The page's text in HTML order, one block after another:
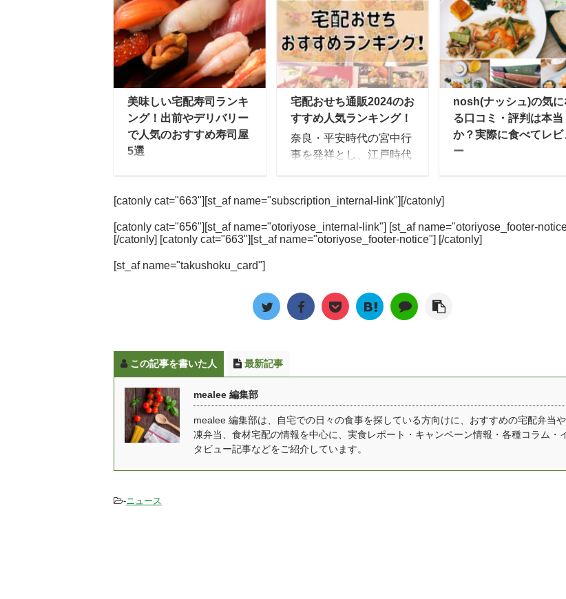
選食材をふんだんに使っ
たワンランク上の窯焼き
ピザです。 ピザの具材に
ご当地の特産品をふんだ
んに使った手作りのオリ
ジナルピザが、自宅に宅
配便で届きます。 [toc]
森山ナポリの口コミ・評
判について まずは巷では
どのように思われている
のでしょうか、SNSを中
た。 View this
post on Instagram
今夜はピザパーティ
RIZAP。実は、その食事
メソッドを詰め込んだ冷
凍弁当である、低糖質フ
ード「サポートミール」
も人気なのをご存じだろ
うか。 今回は、「サポー
トミール」の商品を開発
するRIZAPの栄養管理士
の方にその人気の秘密に
ついて伺いました。
RIZAP「サポートミー
栄養士の阿部さんに答え
ていただいた mealee 今
回はインタビューに応じ
商品部商品開発の阿部と
申します。RIZAPの管理
栄養士として、R ...
養食。中でも、Huel
2020年1月にシリーズ
計1億食を突破し、誕
から5年で完全栄養食
世界No.1ブランドに
したグローバルリーダ
だ。 今回、Huelの共
創業者であるジュリア
ン・ハーン(Julian
をする機会を得たので
の展開について詳しく
った。 Julian Hearn(ジ
美味しい宅配寿司ランキ
ング！出前やデリバリー
で人気のおすすめ寿司屋
5選
ならず世界中の人に愛さ
れる食べ物となっていま
す。 また外国人に人気の
人も大好きなサーモンや
の影響で自宅で食事をす
る人が増えており、宅配
寿司も非常に需要が増え
ています。 今回は宅配寿
司の人気店を5つ厳選し
てご紹介したいと思いま
す。 月に1回は食べてい
る！？やっぱりみんなお
気店をご紹介する前に、
宅配おせち通販2024のお
すすめ人気ランキング！
奈良・平安時代の宮中行
事を発祥とし、江戸時代
時代を経た今でも、お正
月には欠かせないものと
なっていますよね。 昔は
でき、外出することなく
自宅で受け取れるという
食べることができるの
で、年末年始を家でゆっ
くりと過ごしたい方にお
すすめです！ また、時代
nosh(ナッシュ)の気に
る口コミ・評判は本当
か？実際に食べてレビ
ー
た、糖質90%Offの食事
ニューを届けてくれる
noshを注文して食べ
直なレビュー・感想も
サイトではnoshに関
[catonly cat="663"][st_af name="subscription_internal-link"][/catonly]
[catonly cat="656"][st_af name="otoriyose_internal-link"] [st_af name="otoriyose_footer-
[/catonly] [catonly cat="663"][st_af name="otoriyose_footer-notice"] [/catonly]
[st_af name="takushoku_card"]
この記事を書いた人 最新記事
mealee 編集部
mealee 編集部は、自宅での日々の食事を探している方向けに、おすすめの宅配弁当
凍弁当、食材宅配の情報を中心に、実食レポート・キャンペーン情報・各種コラム・
タビュー記事などをご紹介しています。
-ニュース